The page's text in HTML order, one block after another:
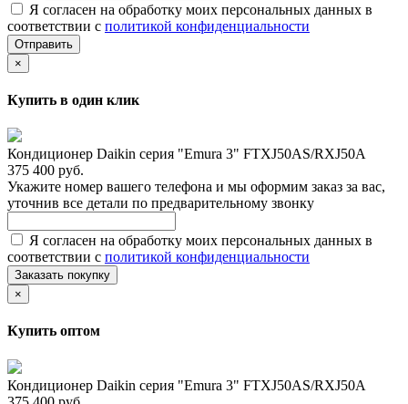
Я согласен на обработку моих персональных данных в
соответствии с политикой конфиденциальности
Отправить
×
Купить в один клик
Кондиционер Daikin серия "Emura 3" FTXJ50AS/RXJ50A
375 400 руб.
Укажите номер вашего телефона и мы оформим заказ за вас,
уточнив все детали по предварительному звонку
Я согласен на обработку моих персональных данных в
соответствии с политикой конфиденциальности
Заказать покупку
×
Купить оптом
Кондиционер Daikin серия "Emura 3" FTXJ50AS/RXJ50A